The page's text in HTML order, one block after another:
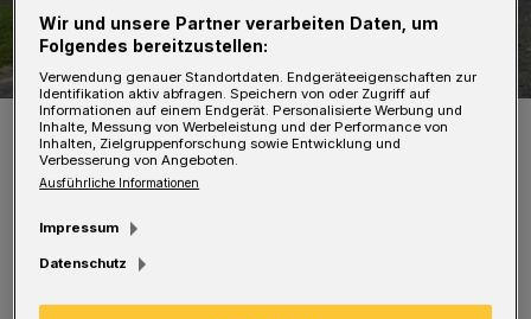
Die „Kantorei Dreiklang“.
Foto: Kantorei Dreiklang
Zum ersten Mal gesungen wird außerdem
Wir und unsere Partner verarbeiten Daten, um
Folgendes bereitzustellen:
Verwendung genauer Standortdaten. Endgeräteeigenschaften zur
Identifikation aktiv abfragen. Speichern von oder Zugriff auf
Informationen auf einem Endgerät. Personalisierte Werbung und
Inhalte, Messung von Werbeleistung und der Performance von
Inhalten, Zielgruppenforschung sowie Entwicklung und
Verbesserung von Angeboten.
Ausführliche Informationen
Impressum
Datenschutz